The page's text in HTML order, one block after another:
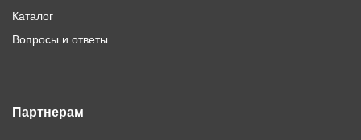
Каталог
Вопросы и ответы
Партнерам